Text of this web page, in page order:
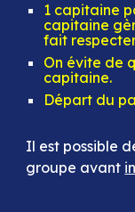
1 capitaine
capitaine
fait
On évite de
capitaine.
Départ du
Il est possible
groupe avant